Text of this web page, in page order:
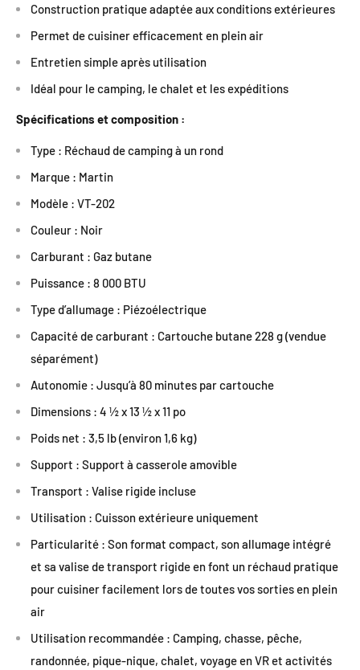
Construction pratique adaptée aux conditions extérieures
Permet de cuisiner efficacement en plein air
Entretien simple après utilisation
Idéal pour le camping, le chalet et les expéditions
Spécifications et composition :
Type : Réchaud de camping à un rond
Marque : Martin
Modèle : VT-202
Couleur : Noir
Carburant : Gaz butane
Puissance : 8 000 BTU
Type d’allumage : Piézoélectrique
Capacité de carburant : Cartouche butane 228 g (vendue
séparément)
Autonomie : Jusqu’à 80 minutes par cartouche
Dimensions : 4 ½ x 13 ½ x 11 po
Poids net : 3,5 lb (environ 1,6 kg)
Support : Support à casserole amovible
Transport : Valise rigide incluse
Utilisation : Cuisson extérieure uniquement
Particularité : Son format compact, son allumage intégré
et sa valise de transport rigide en font un réchaud pratique
pour cuisiner facilement lors de toutes vos sorties en plein
air
Utilisation recommandée : Camping, chasse, pêche,
randonnée, pique-nique, chalet, voyage en VR et activités